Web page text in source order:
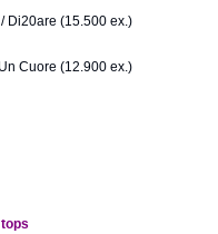
Di20are (15.500 ex.)
Cuore (12.900 ex.)